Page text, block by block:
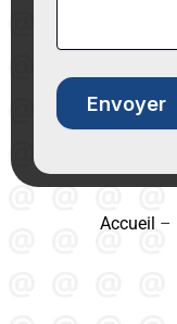
Accueil –